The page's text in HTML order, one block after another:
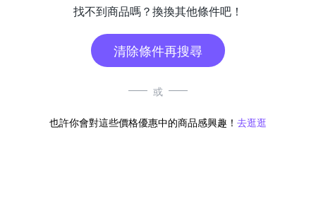
找不到商品嗎？換換其他條件吧！
清除條件再搜尋
或
也許你會對這些價格優惠中的商品感興趣！ 去逛逛